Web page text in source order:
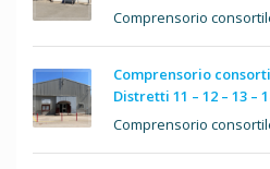
Comprensorio
Comprensorio
Distretti 11 – 12 – 13 –
Comprensorio